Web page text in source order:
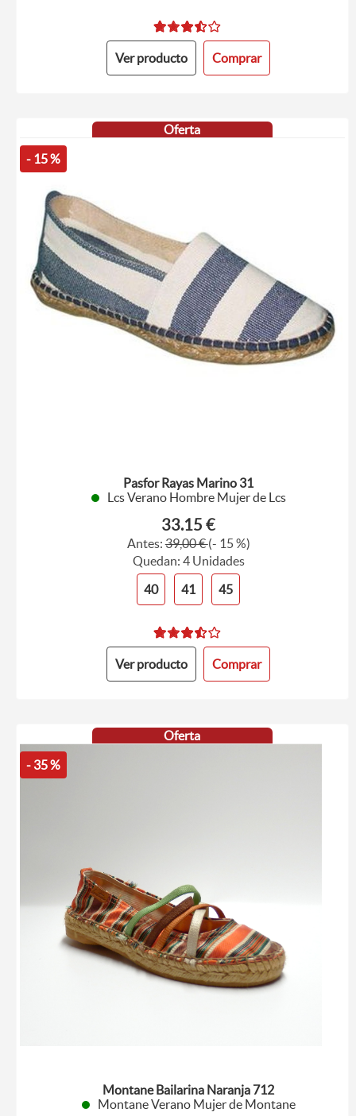
Ver producto Comprar
Oferta
- 15 %
Pasfor Rayas Marino 31
Lcs Verano Hombre Mujer de Lcs
33.15 €
Antes:39,00 €(- 15 %)
Quedan: 4 Unidades
40
41 45
Ver producto Comprar
Oferta
- 35 %
Montane Bailarina Naranja 712
Montane Verano Mujer de Montane